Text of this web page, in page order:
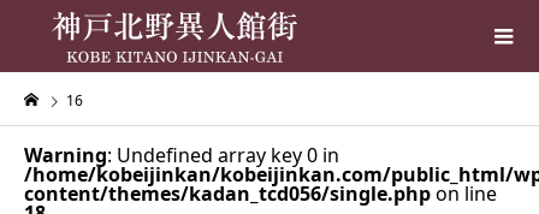
16
Warning: Undefined array key 0 in
/home/kobeijinkan/kobeijinkan.com/public_html/
content/themes/kadan_tcd056/single.phpon line